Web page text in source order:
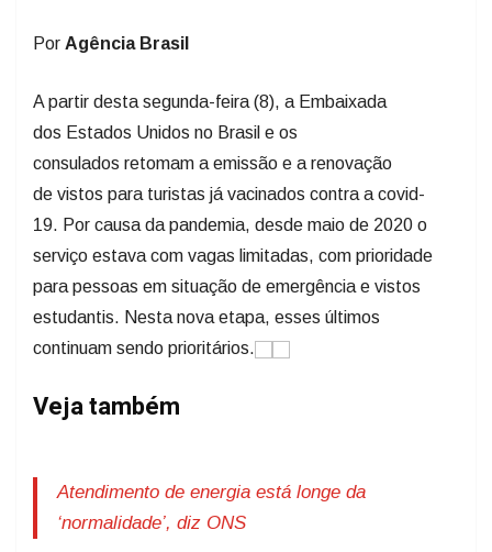
Por Agência Brasil
A partir desta segunda-feira (8), a Embaixada
dos Estados Unidos no Brasil e os
consulados retomam a emissão e a renovação
de vistos para turistas já vacinados contra a covid-
19. Por causa da pandemia, desde maio de 2020 o
serviço estava com vagas limitadas, com prioridade
para pessoas em situação de emergência e vistos
estudantis. Nesta nova etapa, esses últimos
continuam sendo prioritários.
Veja também
Atendimento de energia está longe da
‘normalidade’, diz ONS